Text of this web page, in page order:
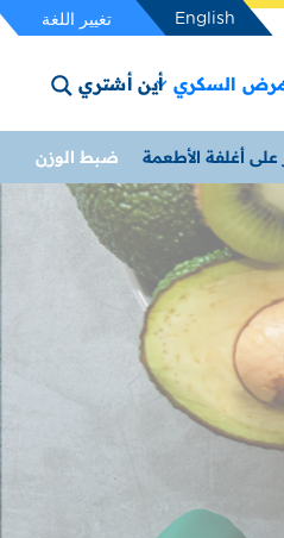
English تغيير اللغة
السكري أين أشتري
على أغلفة الأطعمة ضبط الوزن